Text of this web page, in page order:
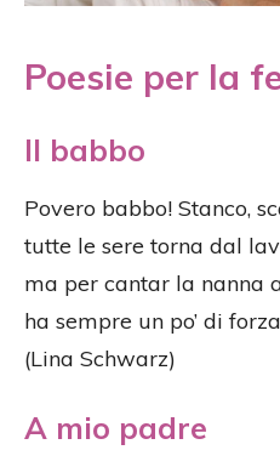
Poesie per la
Il babbo
Povero babbo! Stanco,
tutte le sere torna dal
ma per cantar la nanna
ha sempre un po’ di
(Lina Schwarz)
A mio padre